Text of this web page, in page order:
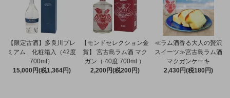
【限定古酒】多良川プレ
ミアム 化粧箱入（42度
700ml）
15,000円(税1,364円)
【モンドセレクション金
賞】 宮古島ラム酒 マク
ガン（ 40度 700ml ）
2,200円(税200円)
≪ラム酒香る大人の贅沢
スイーツ≫宮古島ラム酒
マクガンケーキ
2,430円(税180円)